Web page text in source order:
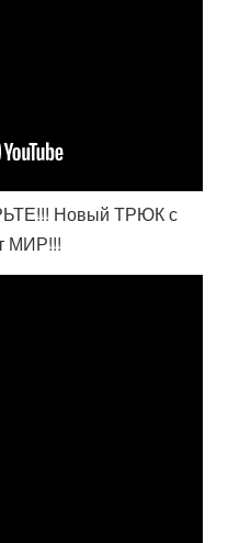
Новый ТРЮК с
МИР!!!